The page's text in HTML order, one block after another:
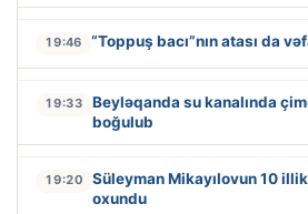
19:46 “Toppuş bacı”nın atası da
19:33
Beyləqanda su kanalında
boğulub
19:20
Süleyman Mikayılovun 10
oxundu